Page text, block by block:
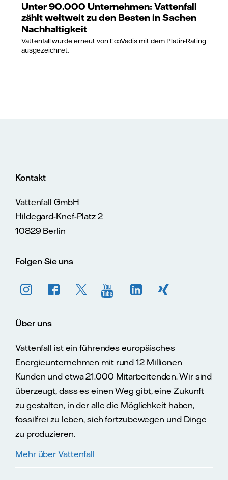
Unter 90.000 Unternehmen: Vattenfall
zählt weltweit zu den Besten in Sachen
Nachhaltigkeit
Vattenfall wurde erneut von EcoVadis mit dem Platin-Rating
ausgezeichnet.
Kontakt
Vattenfall GmbH
Hildegard-Knef-Platz 2
10829 Berlin
Folgen Sie uns
Über uns
Vattenfall ist ein führendes europäisches
Energieunternehmen mit rund 12 Millionen
Kunden und etwa 21.000 Mitarbeitenden. Wir sind
überzeugt, dass es einen Weg gibt, eine Zukunft
zu gestalten, in der alle die Möglichkeit haben,
fossilfrei zu leben, sich fortzubewegen und Dinge
zu produzieren.
Mehr über Vattenfall